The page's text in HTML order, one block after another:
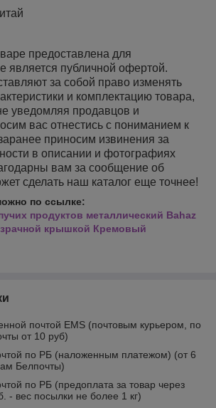
предоставлена для
является публичной офертой.
за собой право изменять
и комплектацию товара,
уведомляя продавцов и
вас отнестись с пониманием к
приносим извинения за
в описании и фотографиях
вам за сообщение об
сделать наш каталог еще точнее!
по ссылке:
продуктов металлический Bahaz
крышкой Кремовый
почтой EMS (почтовым курьером, по
от 10 руб)
по РБ (наложенным платежом) (от 6
Белпочты)
по РБ (предоплата за товар через
- вес посылки не более 1 кг)